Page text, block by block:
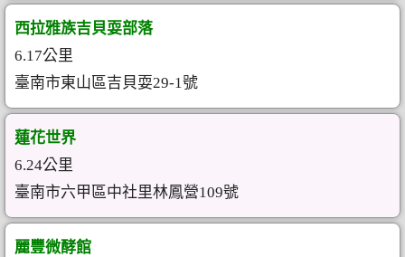
西拉雅族吉貝耍部落
6.17公里
臺南市東山區吉貝耍29-1號
蓮花世界
6.24公里
臺南市六甲區中社里林鳳營109號
麗豐微酵館